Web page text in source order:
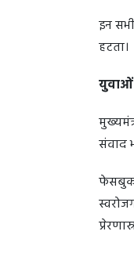
इन
हटता।
युवाओं
संवाद
फेसबुक